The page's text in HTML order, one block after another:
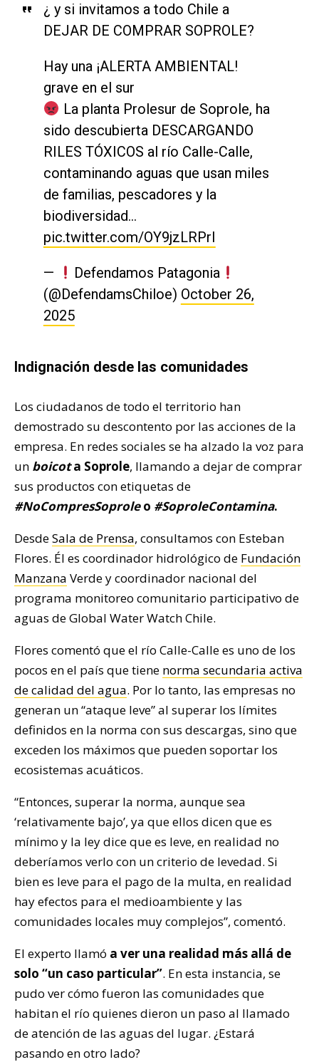
¿ y si invitamos a todo Chile a
DEJAR DE COMPRAR SOPROLE?
Hay una ¡ALERTA AMBIENTAL!
grave en el sur
La planta Prolesur de Soprole, ha
sido descubierta DESCARGANDO
RILES TÓXICOS al río Calle-Calle,
contaminando aguas que usan miles
de familias, pescadores y la
biodiversidad…
pic.twitter.com/OY9jzLRPrI
—
Defendamos Patagonia
(@DefendamsChiloe) October 26,
2025
Indignación desde las comunidades
Los ciudadanos de todo el territorio han
demostrado su descontento por las acciones de la
empresa. En redes sociales se ha alzado la voz para
un boicota Soprole, llamando a dejar de comprar
sus productos con etiquetas de
#NoCompresSoproleo #SoproleContamina.
DesdeSala de Prensa, consultamos con Esteban
Flores. Él es coordinador hidrológico de Fundación
Manzana Verde y coordinador nacional del
programa monitoreo comunitario participativo de
aguas de Global Water Watch Chile.
Flores comentó que el río Calle-Calle es uno de los
pocos en el país que tiene norma secundaria activa
de calidad del agua. Por lo tanto, las empresas no
generan un “ataque leve” al superar los límites
definidos en la norma con sus descargas, sino que
exceden los máximos que pueden soportar los
ecosistemas acuáticos.
“Entonces, superar la norma, aunque sea
‘relativamente bajo’, ya que ellos dicen que es
mínimo y la ley dice que es leve, en realidad no
deberíamos verlo con un criterio de levedad. Si
bien es leve para el pago de la multa, en realidad
hay efectos para el medioambiente y las
comunidades locales muy complejos”, comentó.
El experto llamó a ver una realidad más allá de
solo “un caso particular”. En esta instancia, se
pudo ver cómo fueron las comunidades que
habitan el río quienes dieron un paso al llamado
de atención de las aguas del lugar. ¿Estará
pasando en otro lado?